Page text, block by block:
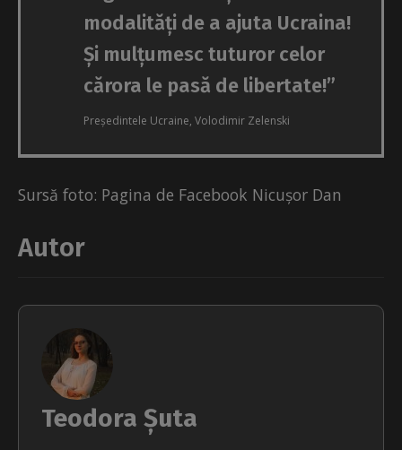
modalități de a ajuta Ucraina!
Și mulțumesc tuturor celor
cărora le pasă de libertate!”
Președintele Ucraine, Volodimir Zelenski
Sursă foto: Pagina de Facebook Nicușor Dan
Autor
Teodora Șuta